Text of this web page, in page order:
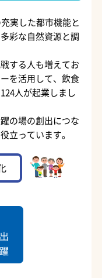
実した都市機能と
彩な自然資源と調
する人も増えてお
を活用して、飲食
人が起業しまし
の場の創出につな
立っています。